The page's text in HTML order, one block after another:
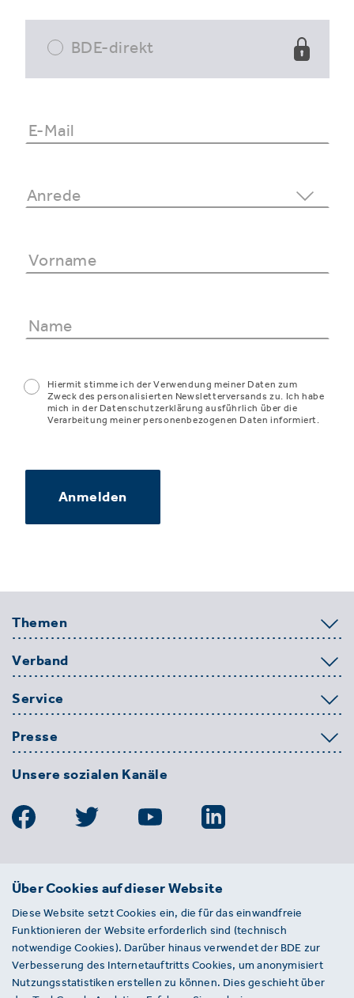
BDE-direkt
Hiermit stimme ich der Verwendung meiner Daten zum
Zweck des personalisierten Newsletterversands zu. Ich habe
mich in der Datenschutzerklärung ausführlich über die
Verarbeitung meiner personenbezogenen Daten informiert.
Anmelden
Themen
Verband
Service
Presse
Unsere sozialen Kanäle
BDE
Entsorgungs-, Wasser- und
Kreislaufwirtschaft e. V.
Von-der-Heydt-Straße 2
D 10785 Berlin
Über Cookies auf dieser Website
Diese Website setzt Cookies ein, die für das einwandfreie
Funktionieren der Website erforderlich sind (technisch
notwendige Cookies). Darüber hinaus verwendet der BDE zur
Verbesserung des Internetauftritts Cookies, um anonymisiert
Nutzungsstatistiken erstellen zu können. Dies geschieht über